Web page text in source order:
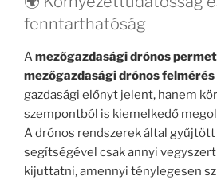
fenntarthatóság
Amezőgazdasági drónos
mezőgazdasági drónos felmérés
gazdasági előnyt jelent, hanem
szempontból is kiemelkedő
A drónos rendszerek által
segítségével csak annyi vegyszert
kijuttatni, amennyi ténylegesen